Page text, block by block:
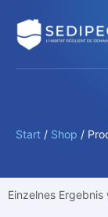
Start / Shop /
Einzelnes